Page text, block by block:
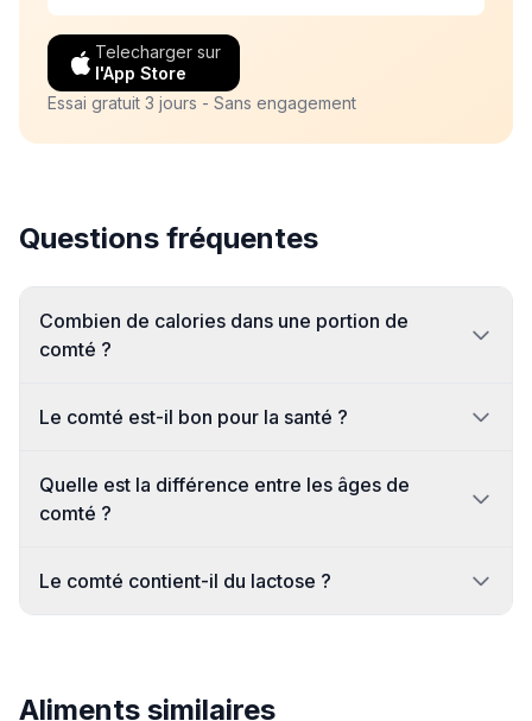
Telecharger sur
l'App Store
Essai gratuit 3 jours - Sans engagement
Questions fréquentes
Combien de calories dans une portion de
comté ?
Le comté est-il bon pour la santé ?
Quelle est la différence entre les âges de
comté ?
Le comté contient-il du lactose ?
Aliments similaires